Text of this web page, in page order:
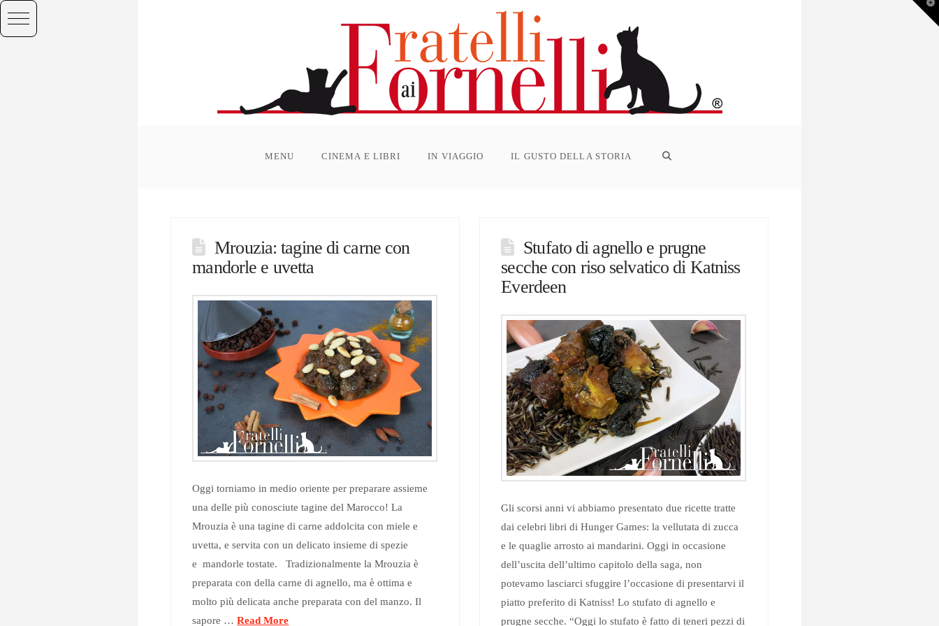
MENU CINEMA E LIBRI IN VIAGGIO IL GUSTO DELLA STORIA
Mrouzia: tagine di carne con
mandorle e uvetta
Oggi torniamo in medio oriente per preparare assieme
una delle più conosciute tagine del Marocco! La
Mrouzia è una tagine di carne addolcita con miele e
uvetta, e servita con un delicato insieme di spezie
e mandorle tostate. Tradizionalmente la Mrouzia è
preparata con della carne di agnello, ma è ottima e
molto più delicata anche preparata con del manzo. Il
sapore …Read More
Stufato di agnello e prugne
secche con riso selvatico di Katniss
Everdeen
Gli scorsi anni vi abbiamo presentato due ricette tratte
dai celebri libri di Hunger Games: la vellutata di zucca
e le quaglie arrosto ai mandarini. Oggi in occasione
dell’uscita dell’ultimo capitolo della saga, non
potevamo lasciarci sfuggire l’occasione di presentarvi il
piatto preferito di Katniss! Lo stufato di agnello e
prugne secche. “Oggi lo stufato è fatto di teneri pezzi di